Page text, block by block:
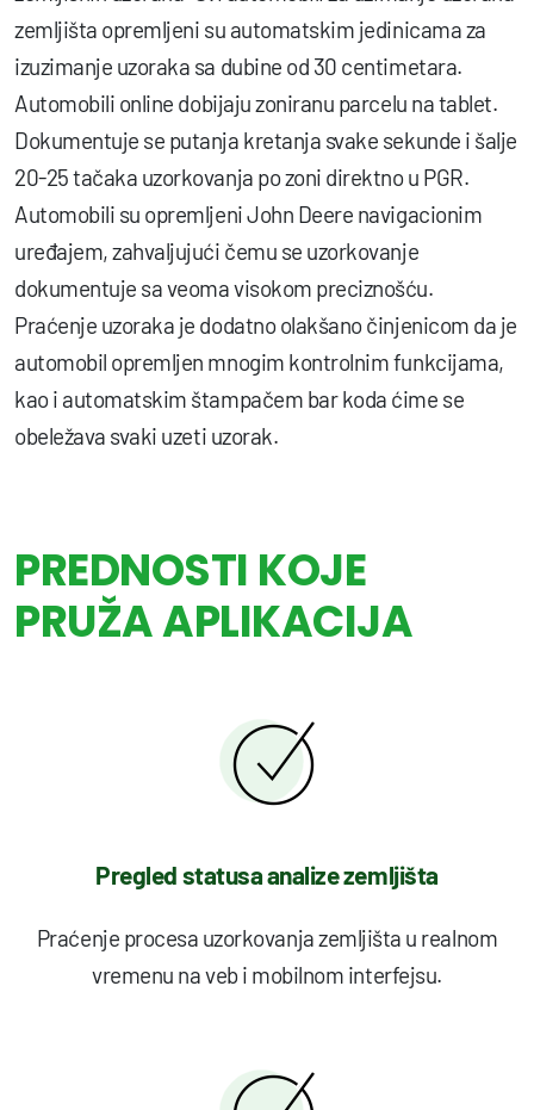
zemljišta opremljeni su automatskim jedinicama za
izuzimanje uzoraka sa dubine od 30 centimetara.
Automobili online dobijaju zoniranu parcelu na tablet.
Dokumentuje se putanja kretanja svake sekunde i šalje
20-25 tačaka uzorkovanja po zoni direktno u PGR.
Automobili su opremljeni John Deere navigacionim
uređajem, zahvaljujući čemu se uzorkovanje
dokumentuje sa veoma visokom preciznošću.
Praćenje uzoraka je dodatno olakšano činjenicom da je
automobil opremljen mnogim kontrolnim funkcijama,
kao i automatskim štampačem bar koda ćime se
obeležava svaki uzeti uzorak.
PREDNOSTI KOJE
PRUŽA APLIKACIJA
Pregled statusa analize zemljišta
Praćenje procesa uzorkovanja zemljišta u realnom
vremenu na veb i mobilnom interfejsu.